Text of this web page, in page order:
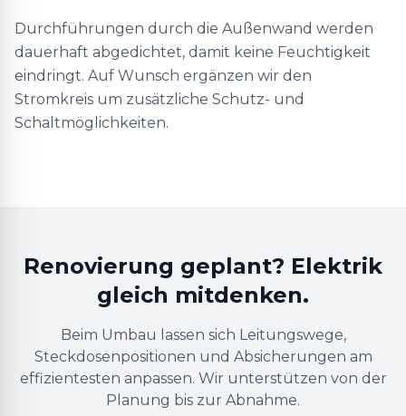
Durchführungen durch die Außenwand werden
dauerhaft abgedichtet, damit keine Feuchtigkeit
eindringt. Auf Wunsch ergänzen wir den
Stromkreis um zusätzliche Schutz- und
Schaltmöglichkeiten.
Renovierung geplant? Elektrik
gleich mitdenken.
Beim Umbau lassen sich Leitungswege,
Steckdosenpositionen und Absicherungen am
effizientesten anpassen. Wir unterstützen von der
Planung bis zur Abnahme.